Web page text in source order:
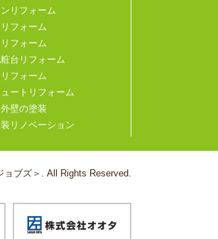
リフォーム
フォーム
リフォーム
台リフォーム
フォーム
ートリフォーム
壁の塗装
リノベーション
ブズ＞. All Rights Reserved.